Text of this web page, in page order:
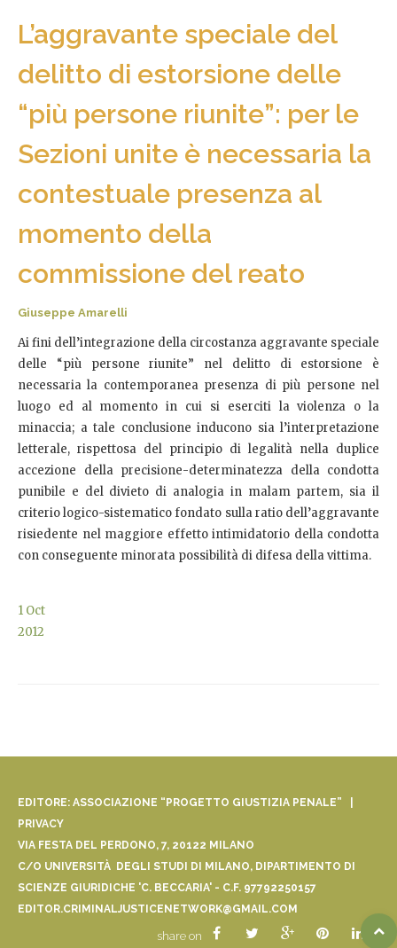
L’aggravante speciale del
delitto di estorsione delle
“più persone riunite”: per le
Sezioni unite è necessaria la
contestuale presenza al
momento della
commissione del reato
Giuseppe Amarelli
Ai fini dell’integrazione della circostanza aggravante speciale
delle “più persone riunite” nel delitto di estorsione è
necessaria la contemporanea presenza di più persone nel
luogo ed al momento in cui si eserciti la violenza o la
minaccia; a tale conclusione inducono sia l’interpretazione
letterale, rispettosa del principio di legalità nella duplice
accezione della precisione-determinatezza della condotta
punibile e del divieto di analogia in malam partem, sia il
criterio logico-sistematico fondato sulla ratio dell’aggravante
risiedente nel maggiore effetto intimidatorio della condotta
con conseguente minorata possibilità di difesa della vittima.
1 Oct
2012
EDITORE: ASSOCIAZIONE “PROGETTO GIUSTIZIA PENALE” |
PRIVACY
VIA FESTA DEL PERDONO, 7, 20122 MILANO
C/O UNIVERSITÀ DEGLI STUDI DI MILANO, DIPARTIMENTO DI
SCIENZE GIURIDICHE 'C. BECCARIA' - C.F. 97792250157
EDITOR.CRIMINALJUSTICENETWORK@GMAIL.COM
share on